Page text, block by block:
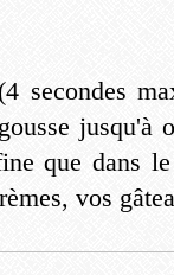
secondes
jusqu'à
que dans
vos